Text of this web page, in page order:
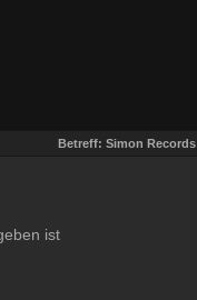
Betreff: Simon Records
ist